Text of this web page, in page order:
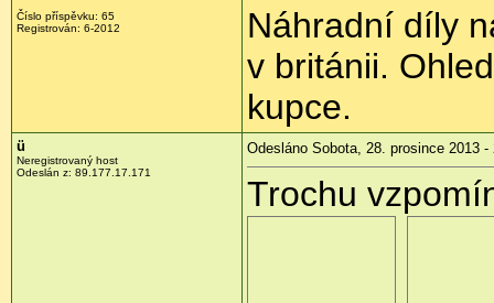
Číslo příspěvku: 65
Registrován: 6-2012
Náhradní díly
v británii.
kupce.
ü
Neregistrovaný host
Odeslán z: 89.177.17.171
Odesláno Sobota, 28. prosince 2013 -
Trochu